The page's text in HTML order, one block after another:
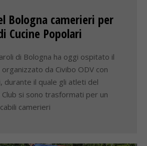
Bologna camerieri per
Cucine Popolari
di Bologna ha oggi ospitato il
da Civibo ODV con
durante il quale gli atleti del
Club si sono trasformati per un
camerieri